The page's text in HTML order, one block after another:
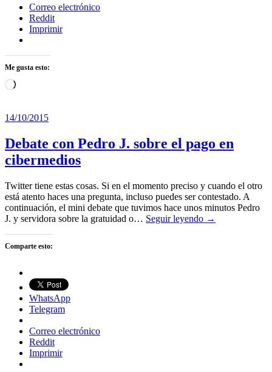
Correo electrónico
Reddit
Imprimir
Me gusta esto:
Cargando...
14/10/2015
Debate con Pedro J. sobre el pago en
cibermedios
Twitter tiene estas cosas. Si en el momento preciso y cuando el otro
está atento haces una pregunta, incluso puedes ser contestado. A
continuación, el mini debate que tuvimos hace unos minutos Pedro
J. y servidora sobre la gratuidad o… Seguir leyendo →
Comparte esto:
WhatsApp
Telegram
Correo electrónico
Reddit
Imprimir